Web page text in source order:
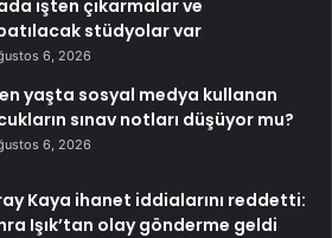
işten çıkarmalar ve
stüdyolar var
6, 2026
yaşta sosyal medya kullanan
sınav notları düşüyor mu?
6, 2026
Kaya ihanet iddialarını reddetti:
Işık’tan olay gönderme geldi